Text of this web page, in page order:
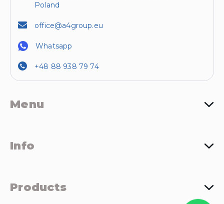
Poland
office@a4group.eu
Whatsapp
+48 88 938 79 74
Menu
Info
Products